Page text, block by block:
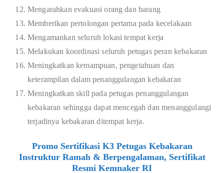
Mengarahkan evakuasi orang dan barang
Memberikan pertolongan pertama pada kecelakaan
Mengamankan seluruh lokasi tempat kerja
Melakukan koordinasi seluruh petugas peran kebakaran
Meningkatkan kemampuan, pengetahuan dan
keterampilan dalam penanggulangan kebakaran
Meningkatkan skill pada petugas penanggulangan
kebakaran sehingga dapat mencegah dan menanggulangi
terjadinya kebakaran ditempat kerja.
Promo Sertifikasi K3 Petugas Kebakaran
Instruktur Ramah & Berpengalaman, Sertifikat
Resmi Kemnaker RI